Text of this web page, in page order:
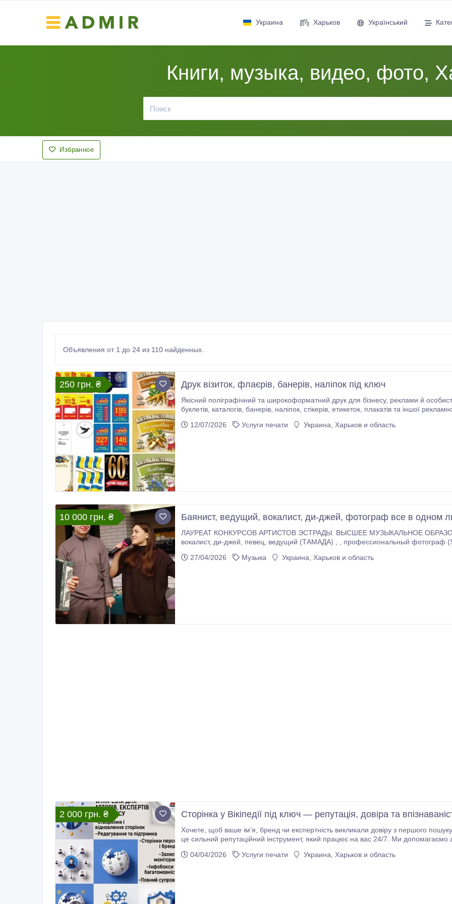
Украина Харьков Український
Книги, музыка, видео, фото,
Избранное
Объявления от 1 до 24 из 110 найденных.
250 грн. ₴ Друк візиток, флаєрів, банерів, наліпок під ключ
Якісний поліграфічний та широкоформатний друк для бізнесу, реклами й особистих потреб. Виконую друк візиток, флаєрів,
буклетів, каталогів, банерів, наліпок, стікерів, етикеток, плакатів та іншої рекламної продукції з професійним підбором матеріалів і
12/07/2026
Услуги печати Украина, Харьков и область
10 000 грн. ₴ Баянист, ведущий, вокалист, ди-джей, фотограф все в одном
ЛАУРЕАТ КОНКУРСОВ АРТИСТОВ ЭСТРАДЫ. ВЫСШЕЕ МУЗЫКАЛЬНОЕ
вокалист, ди-джей, певец, ведущий (ТАМАДА) , , профессиональный фотограф (Sony), Современный свет, мощный звук,
27/04/2026
Музыка Украина, Харьков и область
2 000 грн. ₴ Сторінка у Вікіпедії під ключ — репутація, довіра та
Хочете, щоб ваше ім’я, бренд чи експертність викликали довіру з першого пошуку в Google? Професійна присутність у Вікіпедії —
це сильний репутаційний інструмент, який працює на вас 24/7. Ми допомагаємо авторам, експертам і бізнесу створити та
04/04/2026
Услуги печати Украина, Харьков и область